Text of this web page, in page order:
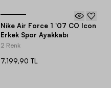
Nike Air Force 1 '07 CO Icon
Erkek Spor Ayakkabı
2 Renk
7.199,90 TL